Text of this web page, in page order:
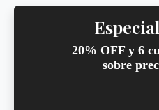
20% OFF y 6
sobre